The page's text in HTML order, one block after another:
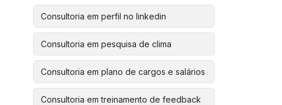
Consultoria em perfil no linkedin
Consultoria em pesquisa de clima
Consultoria em plano de cargos e salários
Consultoria em treinamento de feedback